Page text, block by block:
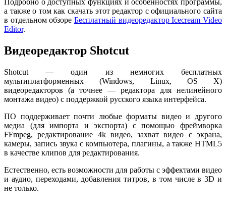
Подробно о доступных функциях и особенностях программы,
а также о том как скачать этот редактор с официального сайта
в отдельном обзоре Бесплатный видеоредактор Icecream Video
Editor.
Видеоредактор Shotcut
Shotcut — один из немногих бесплатных
мультиплатформенных (Windows, Linux, OS X)
видеоредакторов (а точнее — редактора для нелинейного
монтажа видео) с поддержкой русского языка интерфейса.
ПО поддерживает почти любые форматы видео и другого
медиа (для импорта и экспорта) с помощью фреймворка
FFmpeg, редактирование 4k видео, захват видео с экрана,
камеры, запись звука с компьютера, плагины, а также HTML5
в качестве клипов для редактирования.
Естественно, есть возможности для работы с эффектами видео
и аудио, переходами, добавления титров, в том числе в 3D и
не только.